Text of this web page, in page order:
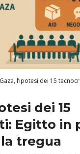
Gaza, l’ipotesi dei 15
dei 15
Egitto in
tregua